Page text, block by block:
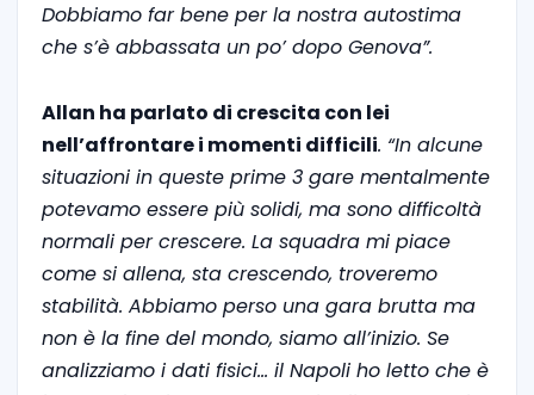
Dobbiamo far bene per la nostra autostima
che s’è abbassata un po’ dopo Genova”.
Allan ha parlato di crescita con lei
nell’affrontare i momenti difficili. “In alcune
situazioni in queste prime 3 gare mentalmente
potevamo essere più solidi, ma sono difficoltà
normali per crescere. La squadra mi piace
come si allena, sta crescendo, troveremo
stabilità. Abbiamo perso una gara brutta ma
non è la fine del mondo, siamo all’inizio. Se
analizziamo i dati fisici… il Napoli ho letto che è